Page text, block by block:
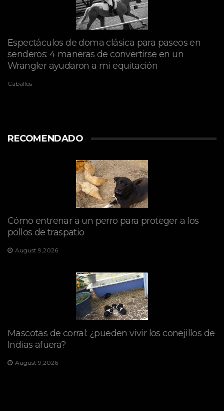
Espectáculos de doma clásica para paseos en
senderos: 4 maneras de convertirse en un
Wrangler ayudaron a mi equitación
Caballos
RECOMENDADO
Cómo entrenar a un perro para proteger a los
pollos de traspatio
August 9,2026
Mascotas de corral: ¿pueden vivir los conejillos de
Indias afuera?
August 9,2026